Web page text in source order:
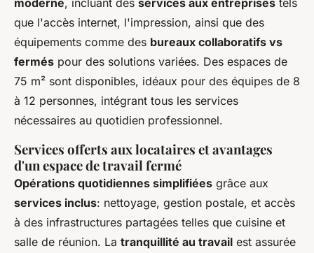
que l'accès internet, l'impression, ainsi que des
équipements comme des bureaux collaboratifs vs
fermés pour des solutions variées. Des espaces de
75 m² sont disponibles, idéaux pour des équipes de 8
à 12 personnes, intégrant tous les services
nécessaires au quotidien professionnel.
Services offerts aux locataires et avantages
d'un espace de travail fermé
Opérations quotidiennes simplifiées grâce aux
services inclus: nettoyage, gestion postale, et accès
à des infrastructures partagées telles que cuisine et
salle de réunion. La tranquillité au travail est assurée